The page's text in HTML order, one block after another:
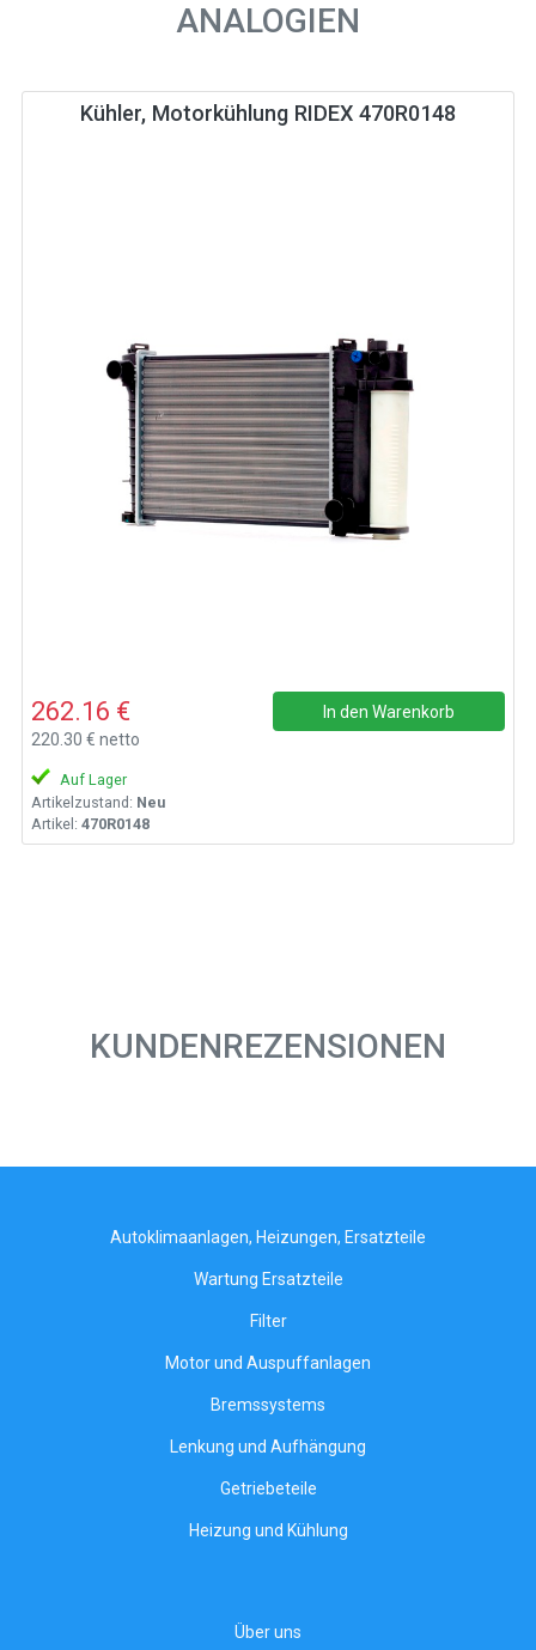
ANALOGIEN
Kühler, Motorkühlung RIDEX 470R0148
262.16 €
220.30 € netto
In den Warenkorb
Auf Lager
Artikelzustand: Neu
Artikel: 470R0148
KUNDENREZENSIONEN
Autoklimaanlagen, Heizungen, Ersatzteile
Wartung Ersatzteile
Filter
Motor und Auspuffanlagen
Bremssystems
Lenkung und Aufhängung
Getriebeteile
Heizung und Kühlung
Über uns